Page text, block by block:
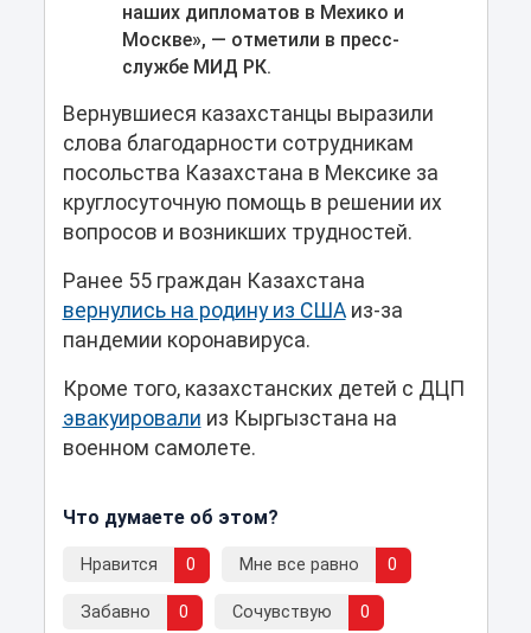
наших дипломатов в Мехико и
Москве», — отметили в пресс-
службе МИД РК.
Вернувшиеся казахстанцы выразили
слова благодарности сотрудникам
посольства Казахстана в Мексике за
круглосуточную помощь в решении их
вопросов и возникших трудностей.
Ранее 55 граждан Казахстана
вернулись на родину из СШАиз-за
пандемии коронавируса.
Кроме того, казахстанских детей c ДЦП
эвакуировали из Кыргызстана на
военном самолете.
Что думаете об этом?
Нравится 0 Мне все равно 0
Забавно 0 Сочувствую 0